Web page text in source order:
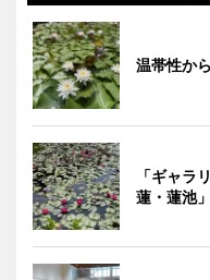
温帯性か
「ギャラ
蓮・蓮池」